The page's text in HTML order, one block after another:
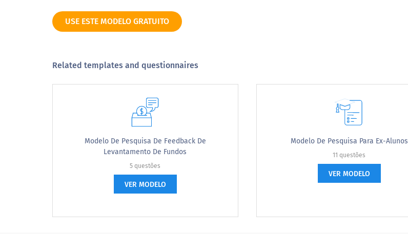
Participação na defesa de políticas
Desenvolvendo novos programas
Aumentar / alterar os esforços de marketing e comunicação
Outro (por favor, especifique)
USE ESTE MODELO GRATUITO
Related templates and questionnaires
Modelo De Pesquisa De Feedback De
Levantamento De Fundos
5 questões
VER MODELO
Modelo De Pesquisa Para Ex-Alunos
11 questões
VER MODELO